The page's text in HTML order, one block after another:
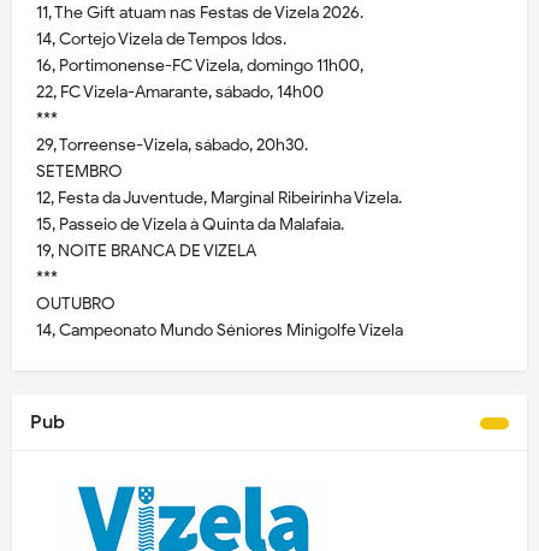
11, The Gift atuam nas Festas de Vizela 2026.
14, Cortejo Vizela de Tempos Idos.
16, Portimonense-FC Vizela, domingo 11h00,
22, FC Vizela-Amarante, sábado, 14h00
***
29, Torreense-Vizela, sábado, 20h30.
SETEMBRO
12, Festa da Juventude, Marginal Ribeirinha Vizela.
15, Passeio de Vizela à Quinta da Malafaia.
19, NOITE BRANCA DE VIZELA
***
OUTUBRO
14, Campeonato Mundo Séniores Minigolfe Vizela
Pub